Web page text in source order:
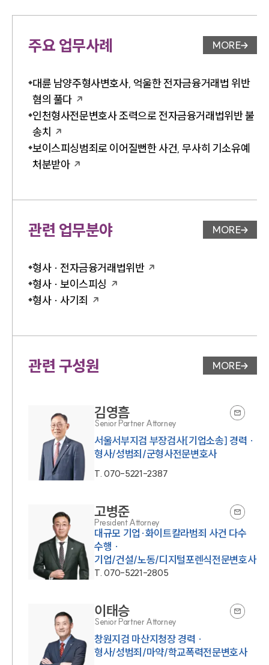
주요 업무사례 업무사례
MORE
대륜 남양주형사변호사, 억울한 전자금융거래법 위반
혐의 풀다
인천형사전문변호사 조력으로 전자금융거래법위반 불
송치
보이스피싱범죄로 이어질뻔한 사건, 무사히 기소유예
처분받아
관련 업무분야 업무분야
MORE
형사 · 전자금융거래법위반
형사 · 보이스피싱
형사 · 사기죄
관련 구성원 변호사 페
MORE
김영흠
Senior Partner Attorney
서울서부지검 부장검사[기업소송] 경력 ·
형사/성범죄/군형사전문변호사
T.070-5221-2387
고병준
President Attorney
대규모 기업·화이트칼라범죄 사건 다수
수행 ·
기업/건설/노동/디지털포렌식전문변호사
T.070-5221-2805
이태승
Senior Partner Attorney
창원지검 마산지청장 경력 ·
형사/성범죄/마약/학교폭력전문변호사